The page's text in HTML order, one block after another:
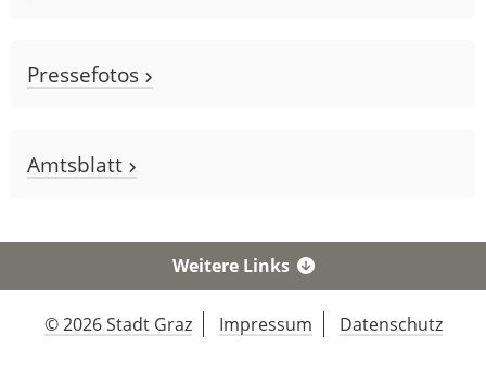
Pressefotos
Amtsblatt
Weitere Links
© 2026 Stadt Graz Impressum Datenschutz